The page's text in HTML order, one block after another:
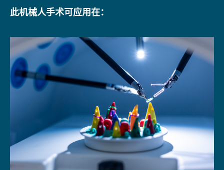
此机械人手术可应用在：